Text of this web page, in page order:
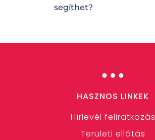
segíthet?
…
HASZNOS LINKEK
Hírlevél feliratkozás
Területi ellátás